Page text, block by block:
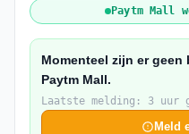
Paytm Mall
Momenteel zijn er
Paytm Mall.
Laatste melding: 3 uur
Meld